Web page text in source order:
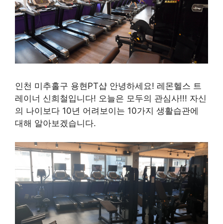
인천 미추홀구 용현PT샵 안녕하세요! 레몬헬스 트
레이너 신희철입니다! 오늘은 모두의 관심사!!! 자신
의 나이보다 10년 어려보이는 10가지 생활습관에
대해 알아보겠습니다.